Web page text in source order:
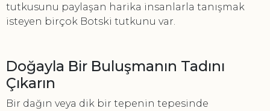
tutkusunu paylaşan harika insanlarla tanışmak
isteyen birçok Botski tutkunu var.
Doğayla Bir Buluşmanın Tadını
Çıkarın
Bir dağın veya dik bir tepenin tepesinde